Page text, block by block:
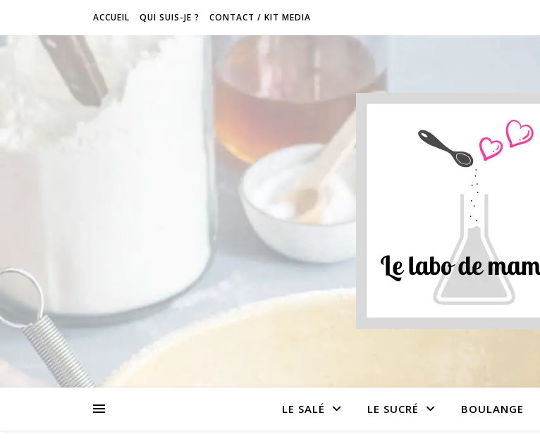
ACCUEIL QUI SUIS-JE ? CONTACT / KIT MEDIA
LE SALÉ LE SUCRÉ BOULANGE